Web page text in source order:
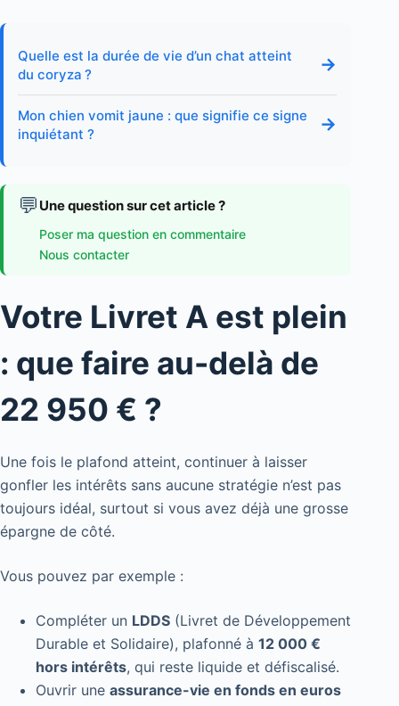
Quelle est la durée de vie d’un chat atteint
du coryza ?
→
Mon chien vomit jaune : que signifie ce signe
inquiétant ?
→
💬 Une question sur cet article ?
Poser ma question en commentaire
Nous contacter
Votre Livret A est plein
: que faire au-delà de
22 950 € ?
Une fois le plafond atteint, continuer à laisser
gonfler les intérêts sans aucune stratégie n’est pas
toujours idéal, surtout si vous avez déjà une grosse
épargne de côté.
Vous pouvez par exemple :
Compléter un LDDS (Livret de Développement
Durable et Solidaire), plafonné à 12 000 €
hors intérêts, qui reste liquide et défiscalisé.
Ouvrir une assurance-vie en fonds en euros